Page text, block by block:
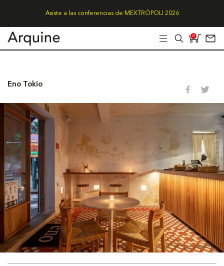
Asiste a las conferencias de MEXTRÓPOLI 2026
0
Eno Tokio